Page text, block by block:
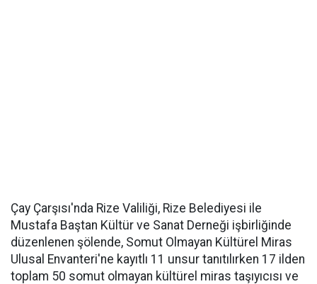
Çay Çarşısı'nda Rize Valiliği, Rize Belediyesi ile
Mustafa Baştan Kültür ve Sanat Derneği işbirliğinde
düzenlenen şölende, Somut Olmayan Kültürel Miras
Ulusal Envanteri'ne kayıtlı 11 unsur tanıtılırken 17 ilden
toplam 50 somut olmayan kültürel miras taşıyıcısı ve